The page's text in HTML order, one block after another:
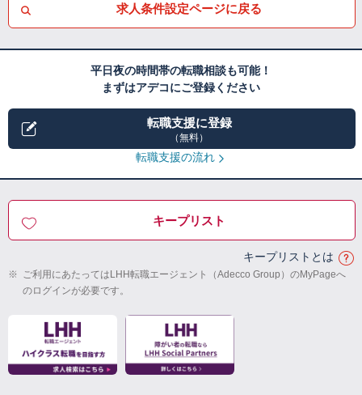
求人条件設定ページに戻る
平日夜の時間帯の転職相談も可能！
まずはアデコにご登録ください
転職支援に登録
（無料）
転職支援の流れ
キープリスト
キープリストとは
※ ご利用にあたってはLHH転職エージェント（Adecco Group）のMyPageへ
のログインが必要です。